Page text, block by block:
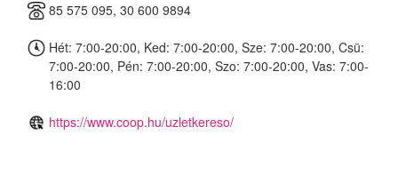
85 575 095, 30 600 9894
Hét: 7:00-20:00, Ked: 7:00-20:00, Sze: 7:00-20:00, Csü:
7:00-20:00, Pén: 7:00-20:00, Szo: 7:00-20:00, Vas: 7:00-
16:00
https://www.coop.hu/uzletkereso/